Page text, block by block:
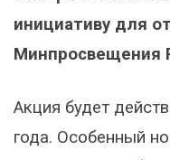
инициативу для
Минпросвещения
Акция будет
года. Особенный